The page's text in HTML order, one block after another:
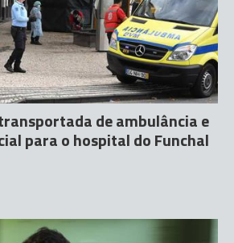
de ambulância e
para o hospital do Funchal